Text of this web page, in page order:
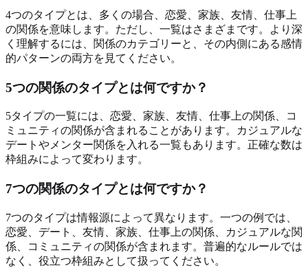
4つのタイプとは、多くの場合、恋愛、家族、友情、仕事上
の関係を意味します。ただし、一覧はさまざまです。より深
く理解するには、関係のカテゴリーと、その内側にある感情
的パターンの両方を見てください。
5つの関係のタイプとは何ですか？
5タイプの一覧には、恋愛、家族、友情、仕事上の関係、コ
ミュニティの関係が含まれることがあります。カジュアルな
デートやメンター関係を入れる一覧もあります。正確な数は
枠組みによって変わります。
7つの関係のタイプとは何ですか？
7つのタイプは情報源によって異なります。一つの例では、
恋愛、デート、友情、家族、仕事上の関係、カジュアルな関
係、コミュニティの関係が含まれます。普遍的なルールでは
なく、役立つ枠組みとして扱ってください。